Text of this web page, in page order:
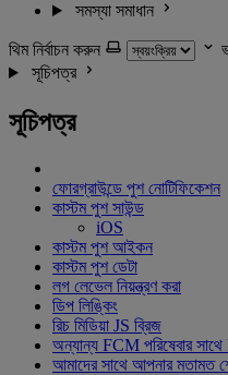
সমস্যা সমাধান
থিম নির্বাচন করুন
সূচিপত্র
সূচিপত্র
ফোরগ্রাউন্ডে পুশ নোটিফিকেশন
কাস্টম পুশ সাউন্ড
iOS
কাস্টম পুশ আইকন
কাস্টম পুশ ডেটা
লগ লেভেল নিয়ন্ত্রণ করা
ডিপ লিঙ্কিং
রিচ মিডিয়া JS ব্রিজ
অন্যান্য FCM পরিষেবার
আমাদের সাথে আপনার মতামত